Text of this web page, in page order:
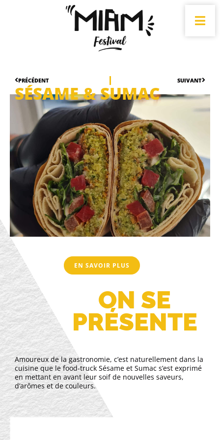
PRÉCÉDENT SUIVANT
SÉSAME & SUMAC
ON SE
PRÉSENTE
EN SAVOIR PLUS
Amoureux de la gastronomie, c’est naturellement dans la
cuisine que le food-truck Sésame et Sumac s’est exprimé
en mettant en avant leur soif de nouvelles saveurs,
d’arômes et de couleurs.